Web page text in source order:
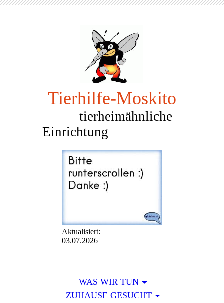
Tierhilfe-Moskito
tierheimähnliche
Einrichtung
Aktualisiert:
03.07.2026
WAS WIR TUN
ZUHAUSE GESUCHT